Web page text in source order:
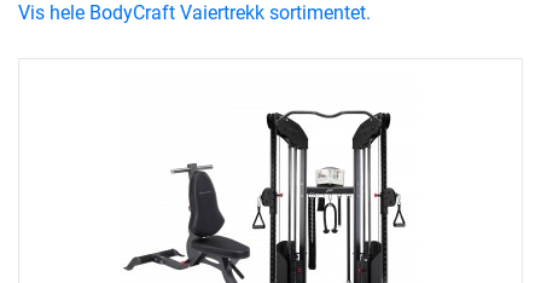
Vis hele BodyCraft Vaiertrekk sortimentet.